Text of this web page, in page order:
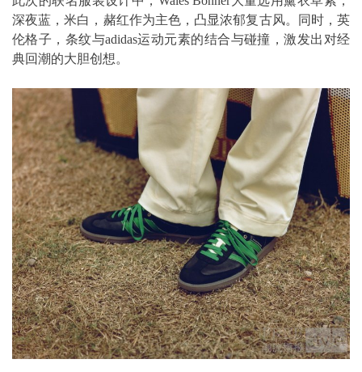
深夜蓝，米白，赭红作为主色，凸显浓郁复古风。同时，英
伦格子，条纹与adidas运动元素的结合与碰撞，激发出对经
典回潮的大胆创想。